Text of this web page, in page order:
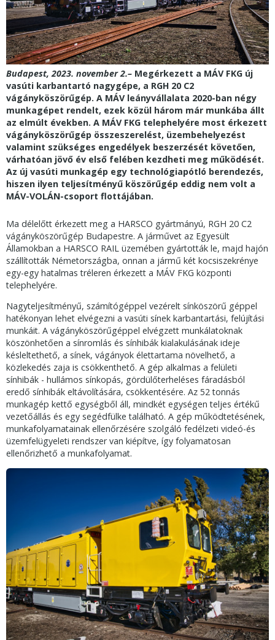
Budapest, 2023. november 2.– Megérkezett a MÁV FKG új
vasúti karbantartó nagygépe, a RGH 20 C2
vágányköszörűgép. A MÁV leányvállalata 2020-ban négy
munkagépet rendelt, ezek közül három már munkába állt
az elmúlt években. A MÁV FKG telephelyére most érkezett
vágányköszörűgép összeszerelést, üzembehelyezést
valamint szükséges engedélyek beszerzését követően,
várhatóan jövő év első felében kezdheti meg működését.
Az új vasúti munkagép egy technológiapótló berendezés,
hiszen ilyen teljesítményű köszörűgép eddig nem volt a
MÁV-VOLÁN-csoport flottájában.
Ma délelőtt érkezett meg a HARSCO gyártmányú, RGH 20 C2
vágányköszörűgép Budapestre. A járművet az Egyesült
Államokban a HARSCO RAIL üzemében gyártották le, majd hajón
szállították Németországba, onnan a jármű két kocsiszekrénye
egy-egy hatalmas tréleren érkezett a MÁV FKG központi
telephelyére.
Nagyteljesítményű, számítógéppel vezérelt sínköszörű géppel
hatékonyan lehet elvégezni a vasúti sínek karbantartási, felújítási
munkáit. A vágányköszörűgéppel elvégzett munkálatoknak
köszönhetően a sínromlás és sínhibák kialakulásának ideje
késleltethető, a sínek, vágányok élettartama növelhető, a
közlekedés zaja is csökkenthető. A gép alkalmas a felületi
sínhibák - hullámos sínkopás, gördülőterheléses fáradásból
eredő sínhibák eltávolítására, csökkentésére. Az 52 tonnás
munkagép kettő egységből áll, mindkét egységen teljes értékű
vezetőállás és egy segédfülke található. A gép működtetésének,
munkafolyamatainak ellenőrzésére szolgáló fedélzeti videó-és
üzemfelügyeleti rendszer van kiépítve, így folyamatosan
ellenőrizhető a munkafolyamat.